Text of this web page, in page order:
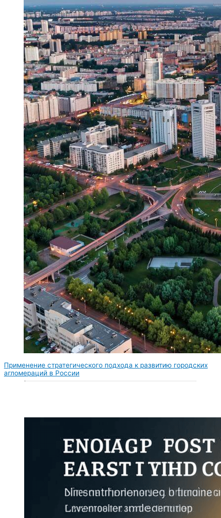
Применение стратегического подхода к развитию городских
агломераций в России